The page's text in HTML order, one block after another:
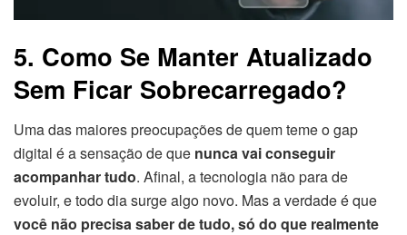
5. Como Se Manter Atualizado
Sem Ficar Sobrecarregado?
Uma das maiores preocupações de quem teme o gap
digital é a sensação de que nunca vai conseguir
acompanhar tudo. Afinal, a tecnologia não para de
evoluir, e todo dia surge algo novo. Mas a verdade é que
você não precisa saber de tudo, só do que realmente